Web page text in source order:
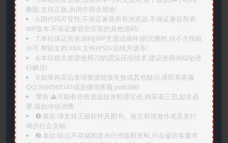
删除,支持正版,勿用作商业用途!
6.因代码可变性,不保证兼容所有浏览器.不保证兼容所有
WP版本.不保证兼容您安装的其他源码!
7.本站保证所有源码(WP主题或插件)的完整性,但不含授权
许可.帮助文档.XML文件/PSD/后续升级等!
8.本站相关资源使用7Z的固实压缩技术,建议使用360Zip进
行解压!
9.如果购买后发现资源链接失效或其他疑问,请联系客服
QQ:2690565141或是微信客服:ywb386!
警告:⚠️可能有些资源远超资料原定价,购买请三思,如非必
要,请勿冲动消费.
➊️ 条款:请支持正版软件及图书。肯定和感激作者及发行
商的社会贡献.
➋️ 条款:站点不存储和发布任何版权资料,只在被访客要求